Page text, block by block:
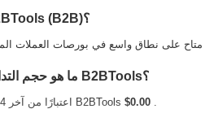
أين يمكنني شراء B2BTools (B2B)؟
ما هو حجم التداول اليومي الحالي لـ B2BTools؟
اعتبارًا من آخر 24 ساعة، يبلغ حجم تداول B2BTools $0.00 .